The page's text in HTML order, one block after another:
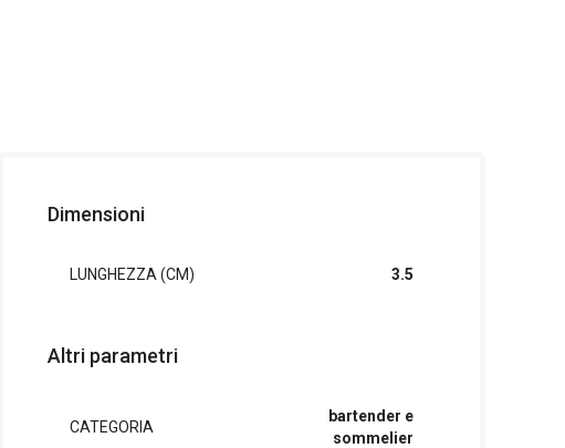
Dimensioni
LUNGHEZZA (CM) 3.5
Altri parametri
CATEGORIA
bartender e
sommelier